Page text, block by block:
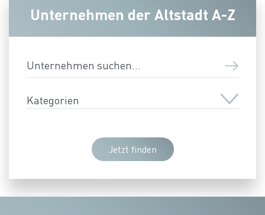
Unternehmen der Altstadt A-Z
Unternehmen suchen
Kategorien
Jetzt finden